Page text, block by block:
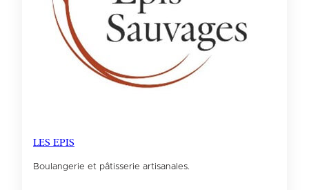
LES EPIS
Boulangerie et pâtisserie artisanales.